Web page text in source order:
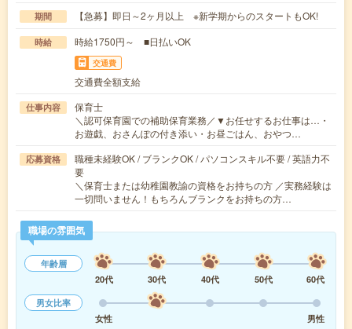
期間 【急募】即日～2ヶ月以上 ※新学期からのスタートもOK!
時給 時給1750円～ ■日払いOK
交通費
交通費全額支給
仕事内容
保育士
＼認可保育園での補助保育業務／▼お任せするお仕事は…・
お遊戯、おさんぽの付き添い・お昼ごはん、おやつ…
応募資格
職種未経験OK / ブランクOK / パソコンスキル不要 / 英語力不
要
＼保育士または幼稚園教諭の資格をお持ちの方 ／実務経験は
一切問いません！もちろんブランクをお持ちの方…
職場の雰囲気
年齢層
20代
30代 40代 50代
60代
男女比率
女性
男性